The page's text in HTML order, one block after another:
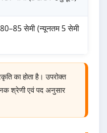
सेमी (न्यूनतम 5 सेमी
का होता है। उपरोक्त
श्रेणी एवं पद अनुसार